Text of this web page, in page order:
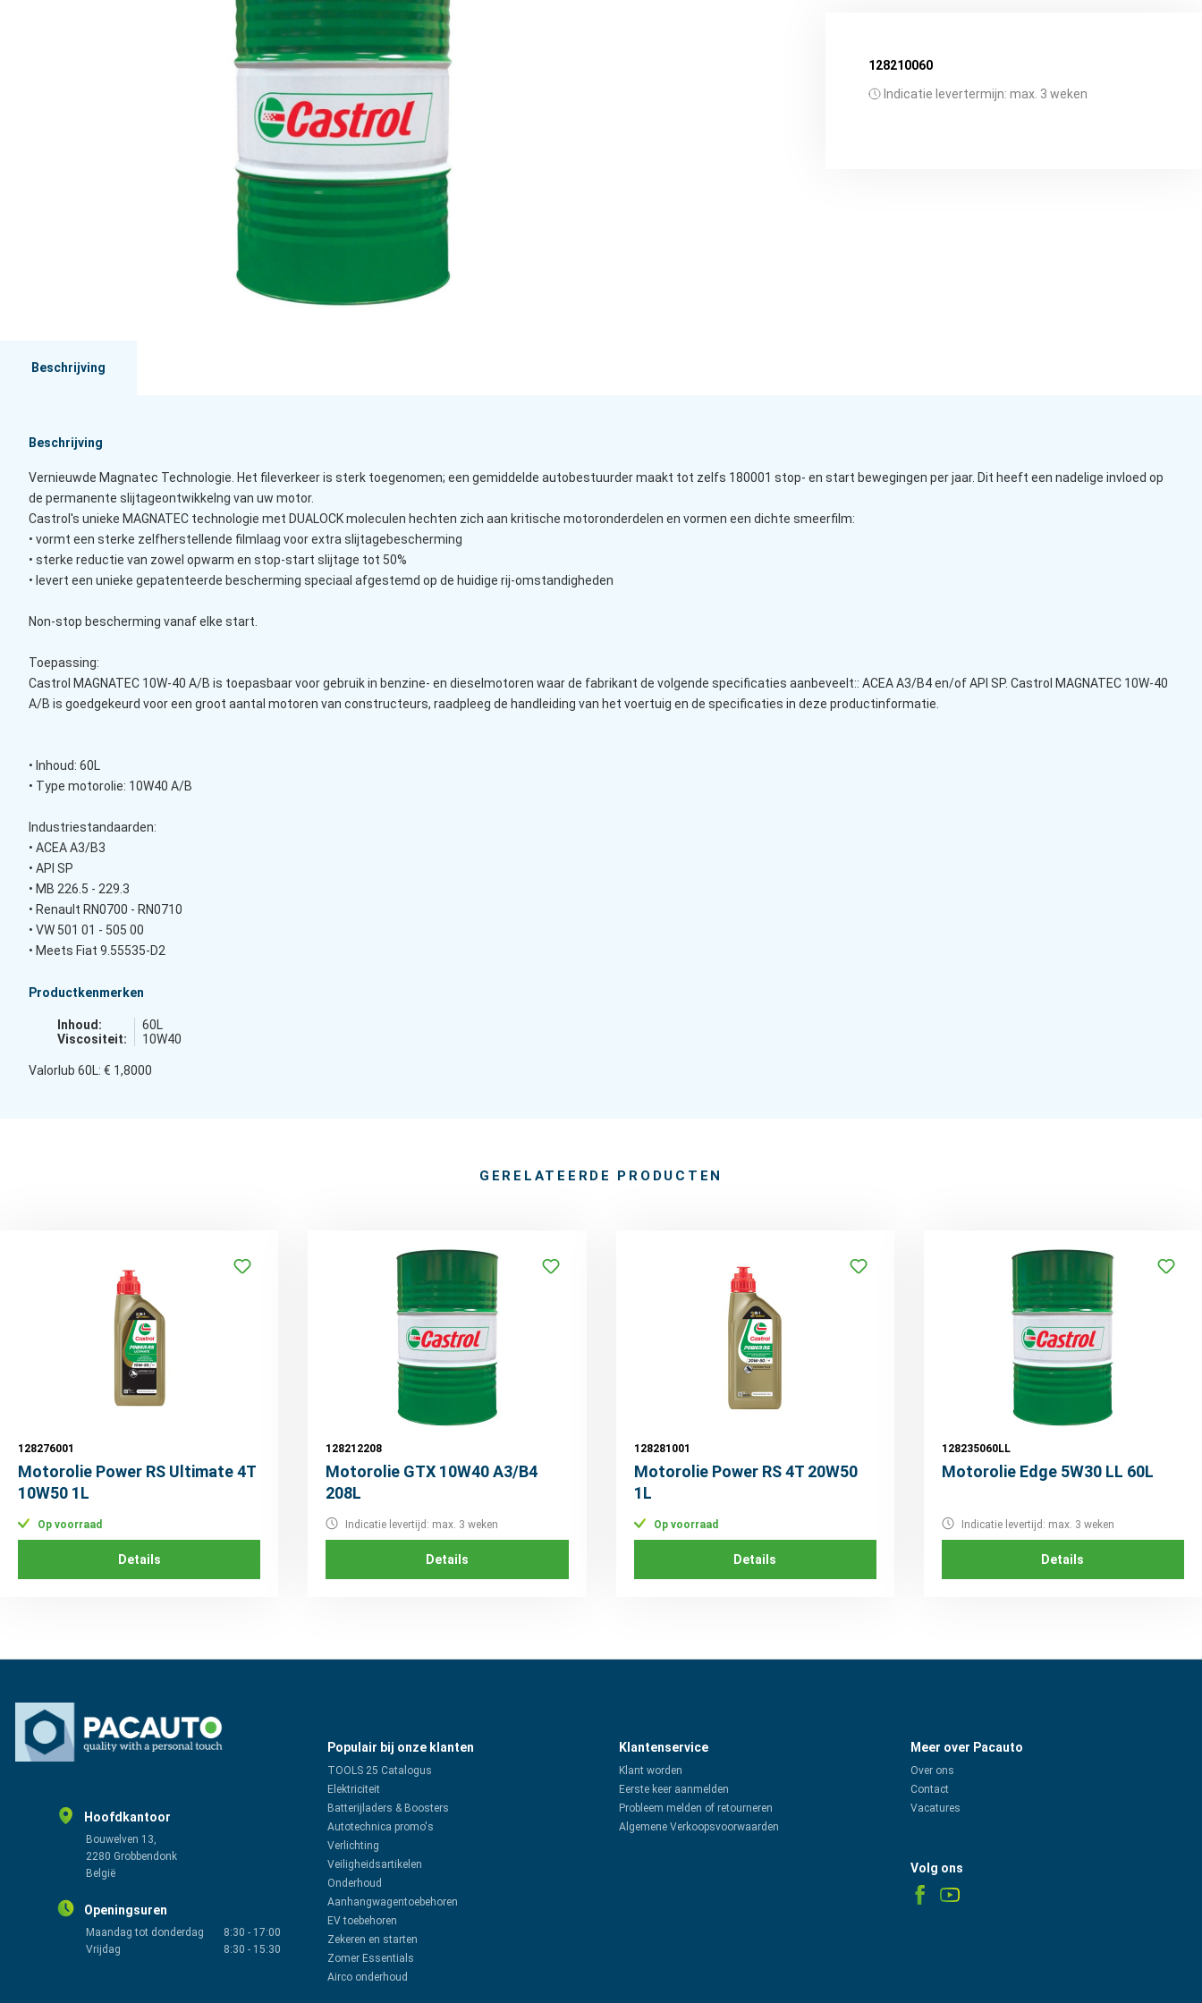
128210060
Indicatie levertermijn: max. 3 weken
Beschrijving
Beschrijving
Vernieuwde Magnatec Technologie. Het fileverkeer is sterk toegenomen; een gemiddelde autobestuurder maakt tot zelfs 180001 stop- en start bewegingen per jaar. Dit heeft een nadelige invloed op
de permanente slijtageontwikkelng van uw motor.
Castrol's unieke MAGNATEC technologie met DUALOCK moleculen hechten zich aan kritische motoronderdelen en vormen een dichte smeerfilm:
• vormt een sterke zelfherstellende filmlaag voor extra slijtagebescherming
• sterke reductie van zowel opwarm en stop-start slijtage tot 50%
• levert een unieke gepatenteerde bescherming speciaal afgestemd op de huidige rij-omstandigheden
Non-stop bescherming vanaf elke start.
Toepassing:
Castrol MAGNATEC 10W-40 A/B is toepasbaar voor gebruik in benzine- en dieselmotoren waar de fabrikant de volgende specificaties aanbeveelt:: ACEA A3/B4 en/of API SP. Castrol MAGNATEC 10W-40
A/B is goedgekeurd voor een groot aantal motoren van constructeurs, raadpleeg de handleiding van het voertuig en de specificaties in deze productinformatie.
• Inhoud: 60L
• Type motorolie: 10W40 A/B
Industriestandaarden:
• ACEA A3/B3
• API SP
• MB 226.5 - 229.3
• Renault RN0700 - RN0710
• VW 501 01 - 505 00
• Meets Fiat 9.55535-D2
Productkenmerken
Inhoud:
60L
Viscositeit:
10W40
Valorlub 60L: € 1,8000
GERELATEERDE PRODUCTEN
128276001
Motorolie Power RS Ultimate 4T
10W50 1L
Op voorraad
Details
128212208
Motorolie GTX 10W40 A3/B4
208L
Indicatie levertijd: max. 3 weken
Details
128281001
Motorolie Power RS 4T 20W50
1L
Op voorraad
Details
128235060LL
Motorolie Edge 5W30 LL 60L
Indicatie levertijd: max. 3 weken
Details
Hoofdkantoor
Bouwelven 13,
2280 Grobbendonk
België
Openingsuren
Maandag tot donderdag 8:30 - 17:00
Vrijdag
8:30 - 15:30
Populair bij onze klanten
TOOLS 25 Catalogus
Elektriciteit
Batterijladers & Boosters
Autotechnica promo's
Verlichting
Veiligheidsartikelen
Onderhoud
Aanhangwagentoebehoren
EV toebehoren
Zekeren en starten
Zomer Essentials
Airco onderhoud
Klantenservice
Klant worden
Eerste keer aanmelden
Probleem melden of retourneren
Algemene Verkoopsvoorwaarden
Meer over Pacauto
Over ons
Contact
Vacatures
Volg ons